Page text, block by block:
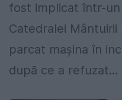
fost implicat într-
Catedralei
parcat mașina în
după ce a refuzat...